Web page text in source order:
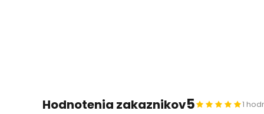
Hodnotenia zakaznikov5 1